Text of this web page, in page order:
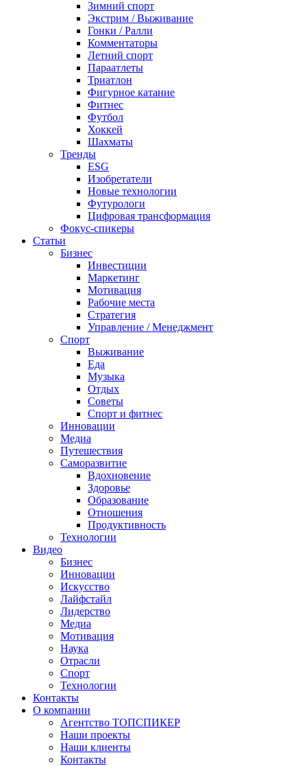
Зимний спорт
Экстрим / Выживание
Гонки / Ралли
Комментаторы
Летний спорт
Параатлеты
Триатлон
Фигурное катание
Фитнес
Футбол
Хоккей
Шахматы
Тренды
ESG
Изобретатели
Новые технологии
Футурологи
Цифровая трансформация
Фокус-спикеры
Статьи
Бизнес
Инвестиции
Маркетинг
Мотивация
Рабочие места
Стратегия
Управление / Менеджмент
Спорт
Выживание
Еда
Музыка
Отдых
Советы
Спорт и фитнес
Инновации
Медиа
Путешествия
Саморазвитие
Вдохновение
Здоровье
Образование
Отношения
Продуктивность
Технологии
Видеo
Бизнес
Инновации
Искусство
Лайфстайл
Лидерство
Медиа
Мотивация
Наука
Отрасли
Спорт
Технологии
Контакты
О компании
Агентство ТОПСПИКЕР
Наши проекты
Наши клиенты
Контакты